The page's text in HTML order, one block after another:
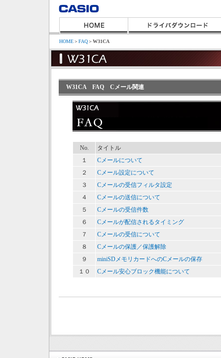
HOME＞FAQ＞W31CA
W31CA FAQ Cメール関連
No.
タイトル
１
Cメールについて
２
Cメール設定について
３
Cメールの受信フィルタ設定
４
Cメールの送信について
５
Cメールの受信件数
６
Cメールが配信されるタイミング
７
Cメールの受信について
８
Cメールの保護／保護解除
９
miniSDメモリカードへのCメールの保存
１０
Cメール安心ブロック機能について